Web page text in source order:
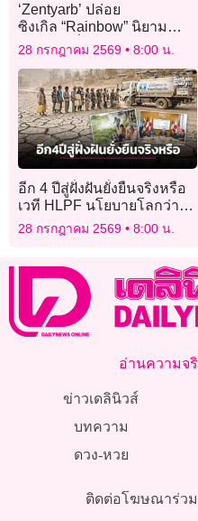
‘Zentyarb’ ปล่อย
ซิงเกิล “Rainbow” นิยาม
ความรักที่ถ่ายทอดอารมณ์
ความสัมพันธ์ยุคใหม่
28 กรกฎาคม 2569 8:00 น.
อีก 4 ปีสู่ฝั่งฝันยั่งยืนจริงหรือ
เวที HLPF นโยบายโลกว่า
อย่างไร
28 กรกฎาคม 2569 8:00 น.
อ่านความจ
ข่าวเดลินิวส์
บทความ
ดวง-หวย
ติดต่อโฆษณาร่ว